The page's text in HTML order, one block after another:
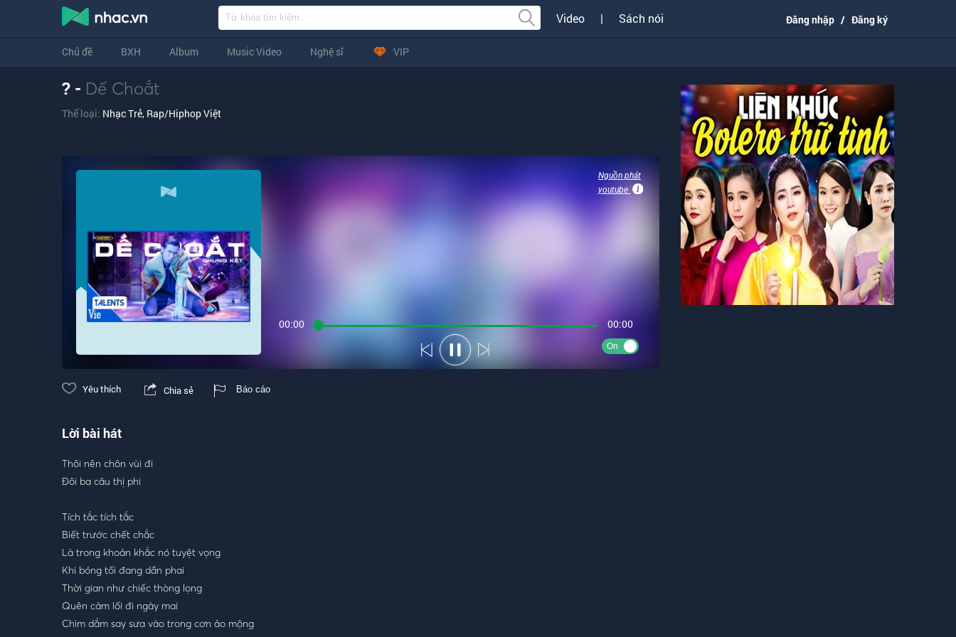
Video | Sách nói Đăng nhập / Đăng ký
Chủ đề BXH Album Music Video Nghệ sĩ VIP
? - Dế Choắt
Thể loại: Nhạc Trẻ, Rap/Hiphop Việt
Nguồn phát
youtube
00:00 00:00
On
Yêu thích Chia sẻ Báo cáo
Lời bài hát
Thôi nên chôn vùi đi
Đôi ba câu thị phi
Tích tắc tích tắc
Biết trước chết chắc
Là trong khoản khắc nó tuyệt vọng
Khi bóng tối đang dần phai
Thời gian như chiếc thòng lọng
Quên cảm lối đi ngày mai
Chìm dắm say sưa vào trong cơn ảo mộng